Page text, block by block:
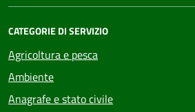
CATEGORIE DI SERVIZIO
Agricoltura e pesca
Ambiente
Anagrafe e stato civile